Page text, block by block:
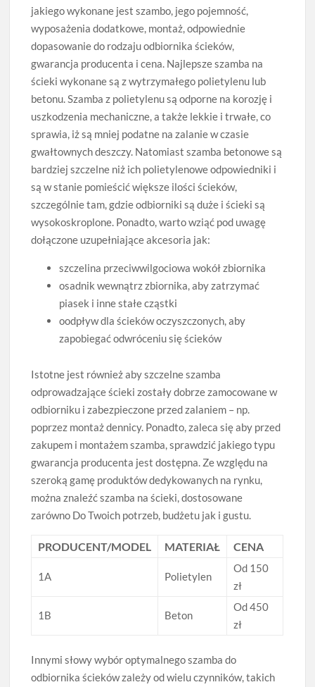
jakiego wykonane jest szambo, jego pojemność,
wyposażenia dodatkowe, montaż, odpowiednie
dopasowanie do rodzaju odbiornika ścieków,
gwarancja producenta i cena. Najlepsze szamba na
ścieki wykonane są z wytrzymałego polietylenu lub
betonu. Szamba z polietylenu są odporne na korozję i
uszkodzenia mechaniczne, a także lekkie i trwałe, co
sprawia, iż są mniej podatne na zalanie w czasie
gwałtownych deszczy. Natomiast szamba betonowe są
bardziej szczelne niż ich polietylenowe odpowiedniki i
są w stanie pomieścić większe ilości ścieków,
szczególnie tam, gdzie odbiorniki są duże i ścieki są
wysokoskroplone. Ponadto, warto wziąć pod uwagę
dołączone uzupełniające akcesoria jak:
szczelina przeciwwilgociowa wokół zbiornika
osadnik wewnątrz zbiornika, aby zatrzymać
piasek i inne stałe cząstki
oodpływ dla ścieków oczyszczonych, aby
zapobiegać odwróceniu się ścieków
Istotne jest również aby szczelne szamba
odprowadzające ścieki zostały dobrze zamocowane w
odbiorniku i zabezpieczone przed zalaniem – np.
poprzez montaż dennicy. Ponadto, zaleca się aby przed
zakupem i montażem szamba, sprawdzić jakiego typu
gwarancja producenta jest dostępna. Ze względu na
szeroką gamę produktów dedykowanych na rynku,
można znaleźć szamba na ścieki, dostosowane
zarówno Do Twoich potrzeb, budżetu jak i gustu.
PRODUCENT/MODEL MATERIAŁ CENA
1A Polietylen
Od 150
zł
1B Beton
Od 450
zł
Innymi słowy wybór optymalnego szamba do
odbiornika ścieków zależy od wielu czynników, takich